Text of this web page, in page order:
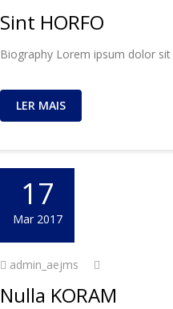
Sint HORFO
Biography Lorem ipsum dolor
LER MAIS
17
Mar 2017
admin_aejms
Nulla KORAM